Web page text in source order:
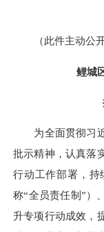
（此件主动公开
鲤城
提
为全面贯彻习近
批示精神，认真落
行动工作部署，持
称“全员责任制”）
升专项行动成效，